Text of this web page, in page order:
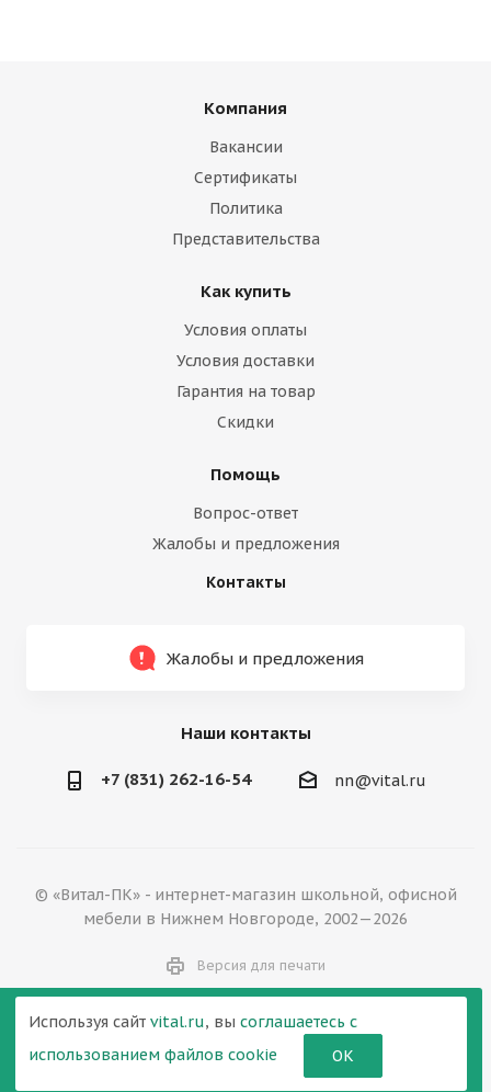
Компания
Вакансии
Сертификаты
Политика
Представительства
Как купить
Условия оплаты
Условия доставки
Гарантия на товар
Скидки
Помощь
Вопрос-ответ
Жалобы и предложения
Контакты
Жалобы и предложения
Наши контакты
+7 (831) 262-16-54 nn@vital.ru
© «Витал-ПК» - интернет-магазин школьной, офисной
мебели в Нижнем Новгороде, 2002—2026
Версия для печати
Используя сайт vital.ru, вы соглашаетесь с
использованием файлов cookie
ОК